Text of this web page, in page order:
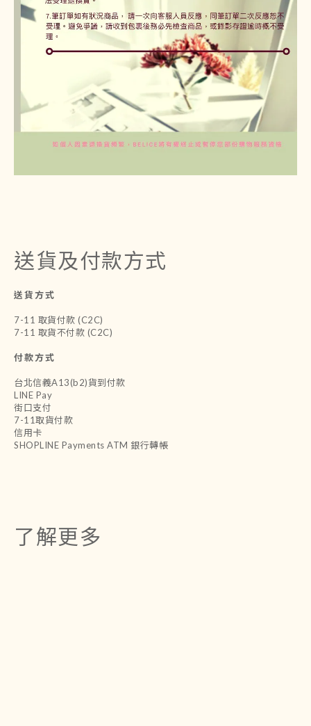
送貨及付款方式
送貨方式
7-11 取貨付款 (C2C)
7-11 取貨不付款 (C2C)
付款方式
台北信義A13(b2)貨到付款
LINE Pay
街口支付
7-11取貨付款
信用卡
SHOPLINE Payments ATM 銀行轉帳
了解更多